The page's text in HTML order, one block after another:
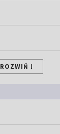
ROZWIŃ